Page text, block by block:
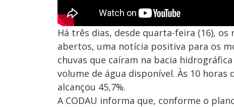
Há três dias, desde quarta-feira (16),
abertos, uma notícia positiva para os
chuvas que caíram na bacia
volume de água disponível. Às 10
alcançou 45,7%.
A CODAU informa que, conforme o